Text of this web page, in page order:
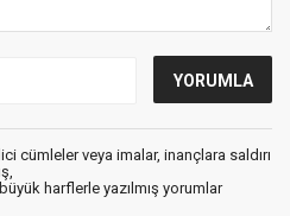
cümleler veya imalar, inançlara saldırı
harflerle yazılmış yorumlar